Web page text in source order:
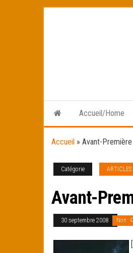
Accueil/Home
Accueil » Avant-
Catégorie ARTICLES
Avant-
30 septembre 2008 Non